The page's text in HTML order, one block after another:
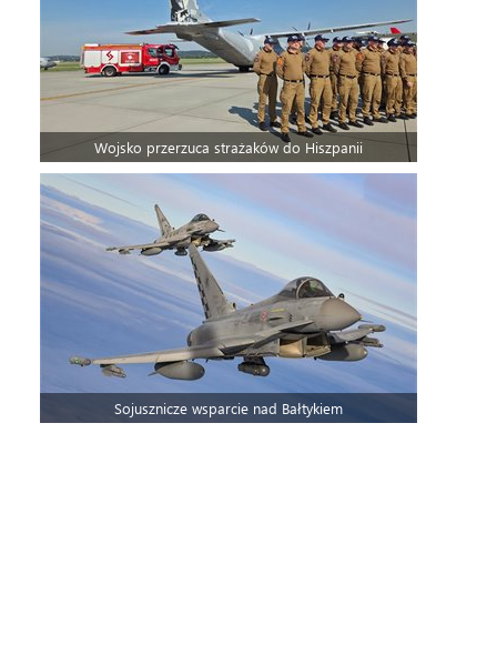
Wojsko przerzuca strażaków do Hiszpanii
Sojusznicze wsparcie nad Bałtykiem